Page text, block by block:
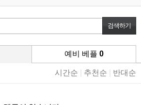
예비 베플 0
시간순 추천순 반대순